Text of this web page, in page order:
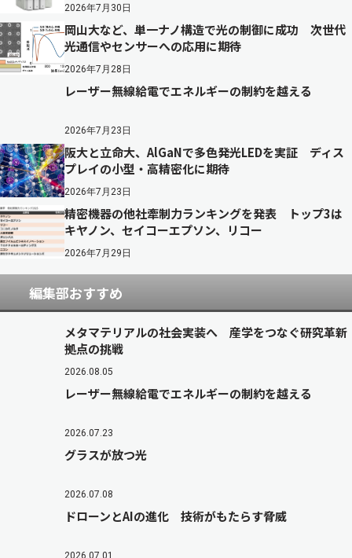
2026年7月30日
岡山大など、単一ナノ構造で光の制御に成功 次世代
光通信やセンサーへの応用に期待
2026年7月28日
レーザー無線給電でエネルギーの制約を越える
2026年7月23日
阪大と立命大、AlGaNで多色発光LEDを実証 ディス
プレイの小型・高精密化に期待
2026年7月23日
精密機器の他社牽制力ランキングを発表 トップ3は
キヤノン、セイコーエプソン、リコー
2026年7月29日
編集部おすすめ
メタマテリアルの社会実装へ 産学をつなぐ研究革新
拠点の挑戦
2026.08.05
レーザー無線給電でエネルギーの制約を越える
2026.07.23
グラスが放つ光
2026.07.08
ドローンとAIの進化 技術がもたらす脅威
2026.07.01